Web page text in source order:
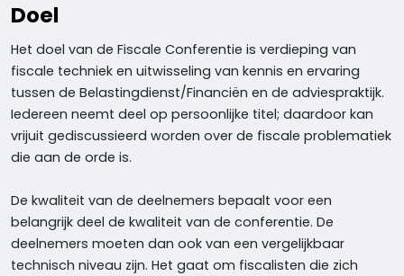
Doel
Het doel van de Fiscale Conferentie is verdieping van
fiscale techniek en uitwisseling van kennis en ervaring
tussen de Belastingdienst/Financiën en de adviespraktijk.
Iedereen neemt deel op persoonlijke titel; daardoor kan
vrijuit gediscussieerd worden over de fiscale problematiek
die aan de orde is.
De kwaliteit van de deelnemers bepaalt voor een
belangrijk deel de kwaliteit van de conferentie. De
deelnemers moeten dan ook van een vergelijkbaar
technisch niveau zijn. Het gaat om fiscalisten die zich